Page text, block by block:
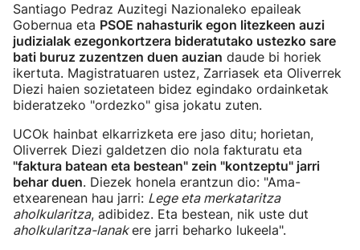
Santiago Pedraz Auzitegi Nazionaleko epaileak
Gobernua eta PSOE nahasturik egon litezkeen auzi
judizialak ezegonkortzera bideratutako ustezko sare
bati buruz zuzentzen duen auzian daude bi horiek
ikertuta. Magistratuaren ustez, Zarriasek eta Oliverrek
Diezi haien sozietateen bidez egindako ordainketak
bideratzeko "ordezko" gisa jokatu zuten.
UCOk hainbat elkarrizketa ere jaso ditu; horietan,
Oliverrek Diezi galdetzen dio nola fakturatu eta
"faktura batean eta bestean" zein "kontzeptu" jarri
behar duen. Diezek honela erantzun dio: "Ama-
etxearenean hau jarri: Lege eta merkataritza
aholkularitza, adibidez. Eta bestean, nik uste dut
aholkularitza-lanakere jarri beharko lukeela".